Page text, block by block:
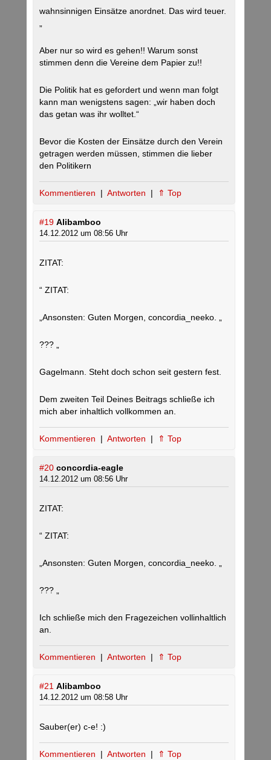
wahnsinnigen Einsätze anordnet. Das wird teuer.
Aber nur so wird es gehen!! Warum sonst
stimmen denn die Vereine dem Papier zu!!
Die Politik hat es gefordert und wenn man folgt
kann man wenigstens sagen: „wir haben doch
das getan was ihr wolltet.“
Bevor die Kosten der Einsätze durch den Verein
getragen werden müssen, stimmen die lieber
den Politikern
Kommentieren | Antworten | ⇑ Top
#19 Alibamboo
14.12.2012 um 08:56 Uhr
ZITAT:
“ ZITAT:
„Ansonsten: Guten Morgen, concordia_neeko. „
??? „
Gagelmann. Steht doch schon seit gestern fest.
Dem zweiten Teil Deines Beitrags schließe ich
mich aber inhaltlich vollkommen an.
Kommentieren | Antworten | ⇑ Top
#20 concordia-eagle
14.12.2012 um 08:56 Uhr
ZITAT:
“ ZITAT:
„Ansonsten: Guten Morgen, concordia_neeko. „
??? „
Ich schließe mich den Fragezeichen vollinhaltlich
an.
Kommentieren | Antworten | ⇑ Top
#21 Alibamboo
14.12.2012 um 08:58 Uhr
Sauber(er) c-e! :)
Kommentieren | Antworten | ⇑ Top